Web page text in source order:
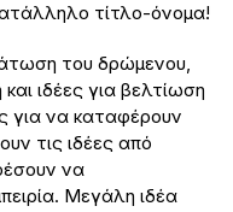
τίτλο-όνομα!
του δρώμενου,
ιδέες για βελτίωση
για να καταφέρουν
τις ιδέες από
να
Μεγάλη ιδέα